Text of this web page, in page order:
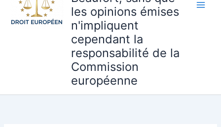
les opinions émises
n'impliquent
cependant la
responsabilité de la
Commission
européenne